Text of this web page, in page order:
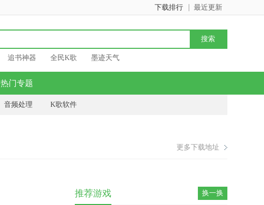
最近更新
下载排行
追书神器 全民K歌 墨迹天气
热门专题
音频处理 K歌软件
更多下载地址
推荐游戏 换一换